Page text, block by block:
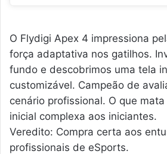
O Flydigi Apex 4 impressiona
força adaptativa nos gatilhos.
fundo e descobrimos uma tela
customizável. Campeão de
cenário profissional. O que
inicial complexa aos iniciantes.
Veredito: Compra certa aos
profissionais de eSports.